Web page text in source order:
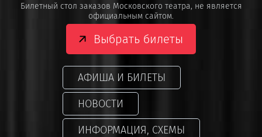
Билетный стол заказов Московского театра, не является
официальным сайтом.
Выбрать билеты
АФИША И БИЛЕТЫ
НОВОСТИ
ИНФОРМАЦИЯ, СХЕМЫ